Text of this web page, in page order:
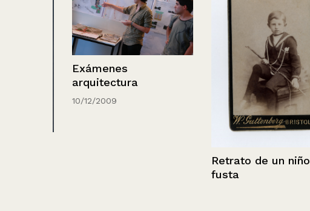
Exámenes
arquitectura
10/12/2009
Retrato de un niño con
fusta